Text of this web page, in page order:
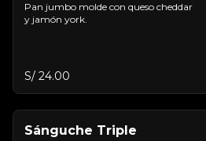
Pan jumbo molde con queso cheddar
y jamón york.
S/ 24.00
Sánguche Triple